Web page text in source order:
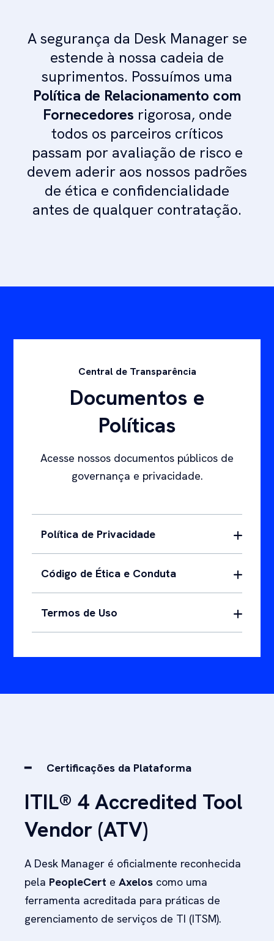
A segurança da Desk Manager se
estende à nossa cadeia de
suprimentos. Possuímos uma
Política de Relacionamento com
Fornecedores rigorosa, onde
todos os parceiros críticos
passam por avaliação de risco e
devem aderir aos nossos padrões
de ética e confidencialidade
antes de qualquer contratação.
Central de Transparência
Documentos e
Políticas
Acesse nossos documentos públicos de
governança e privacidade.
Política de Privacidade
Código de Ética e Conduta
Termos de Uso
━ Certificações da Plataforma
ITIL® 4 Accredited Tool
Vendor (ATV)
A Desk Manager é oficialmente reconhecida
pela PeopleCert eAxelos como uma
ferramenta acreditada para práticas de
gerenciamento de serviços de TI (ITSM).